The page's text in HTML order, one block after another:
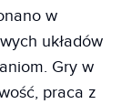
w
układów
Gry w
praca z